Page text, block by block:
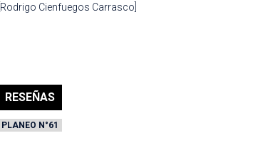
[Rodrigo Cienfuegos Carrasco]
RESEÑAS
PLANEO N°61